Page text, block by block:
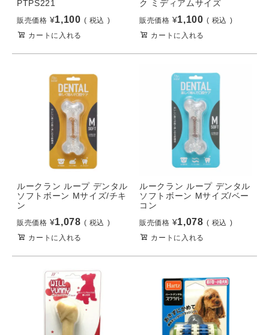
PTPS221
販売価格 ¥1,100
税込
カートに入れる
ク ミディアムサイズ
販売価格 ¥1,100
税込
カートに入れる
ルークラン ループ デンタル
ソフトボーン Mサイズ/チキ
ン
販売価格 ¥1,078
税込
カートに入れる
ルークラン ループ デンタル
ソフトボーン Mサイズ/ベー
コン
販売価格 ¥1,078
税込
カートに入れる